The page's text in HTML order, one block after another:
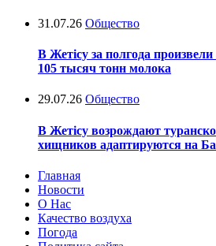
31.07.26 Общество
В Жетісу за полгода
105 тысяч тонн молока
29.07.26 Общество
В Жетісу возрождают
хищников адаптируются на
Главная
Новости
О Нас
Качество воздуха
Погода